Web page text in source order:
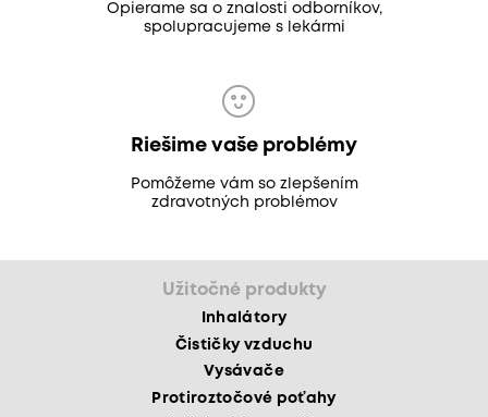
Opierame sa o znalosti odborníkov,
spolupracujeme s lekármi
Riešime vaše problémy
Pomôžeme vám so zlepšením
zdravotných problémov
Užitočné produkty
Inhalátory
Čističky vzduchu
Vysávače
Protiroztočové poťahy